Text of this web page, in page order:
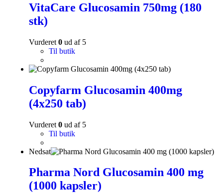
VitaCare Glucosamin 750mg (180
stk)
Vurderet 0 ud af 5
Til butik
Copyfarm Glucosamin 400mg
(4x250 tab)
Vurderet 0 ud af 5
Til butik
Nedsat
Pharma Nord Glucosamin 400 mg
(1000 kapsler)